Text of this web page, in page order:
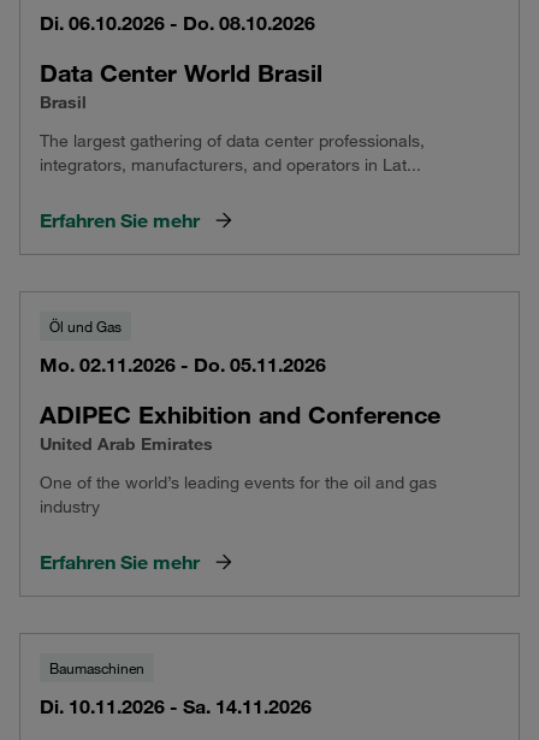
Di. 06.10.2026 - Do. 08.10.2026
Data Center World Brasil
Brasil
The largest gathering of data center professionals,
integrators, manufacturers, and operators in Lat...
Erfahren Sie mehr
Öl und Gas
Mo. 02.11.2026 - Do. 05.11.2026
ADIPEC Exhibition and Conference
United Arab Emirates
One of the world’s leading events for the oil and gas
industry
Erfahren Sie mehr
Baumaschinen
Di. 10.11.2026 - Sa. 14.11.2026